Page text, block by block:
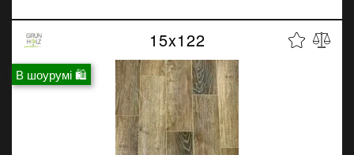
В шоурумі 🛍
15x122